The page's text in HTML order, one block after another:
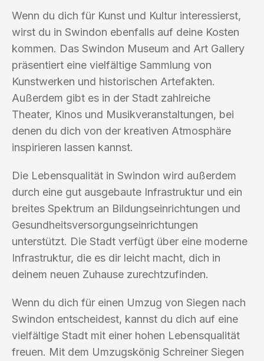
Wenn du dich für Kunst und Kultur interessierst,
wirst du in Swindon ebenfalls auf deine Kosten
kommen. Das Swindon Museum and Art Gallery
präsentiert eine vielfältige Sammlung von
Kunstwerken und historischen Artefakten.
Außerdem gibt es in der Stadt zahlreiche
Theater, Kinos und Musikveranstaltungen, bei
denen du dich von der kreativen Atmosphäre
inspirieren lassen kannst.
Die Lebensqualität in Swindon wird außerdem
durch eine gut ausgebaute Infrastruktur und ein
breites Spektrum an Bildungseinrichtungen und
Gesundheitsversorgungseinrichtungen
unterstützt. Die Stadt verfügt über eine moderne
Infrastruktur, die es dir leicht macht, dich in
deinem neuen Zuhause zurechtzufinden.
Wenn du dich für einen Umzug von Siegen nach
Swindon entscheidest, kannst du dich auf eine
vielfältige Stadt mit einer hohen Lebensqualität
freuen. Mit dem Umzugskönig Schreiner Siegen